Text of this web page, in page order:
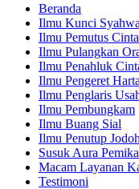
Beranda
Ilmu Kunci
Ilmu Pemutus Cinta
Ilmu Pulangkan
Ilmu Penahluk
Ilmu Pengeret Harta
Ilmu Penglaris
Ilmu Pembungkam
Ilmu Buang Sial
Ilmu Penutup Jodoh
Susuk Aura
Macam Layanan
Testimoni